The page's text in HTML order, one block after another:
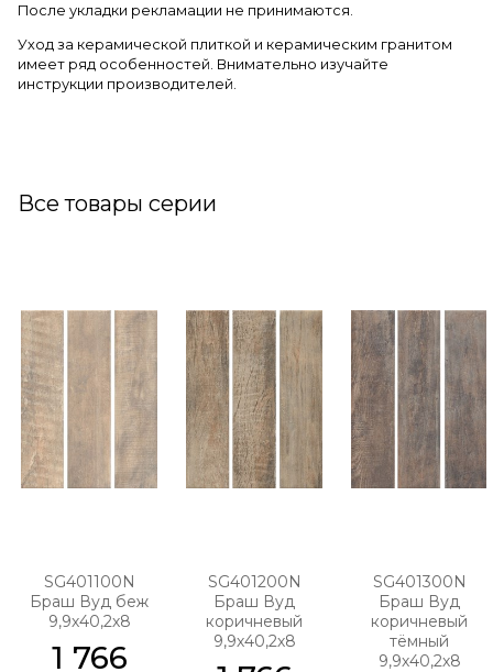
После укладки рекламации не принимаются.
Уход за керамической плиткой и керамическим гранитом
имеет ряд особенностей. Внимательно изучайте
инструкции производителей.
Все товары серии
SG401100N
Браш Вуд беж
9,9х40,2х8
1 766
SG401200N
Браш Вуд
коричневый
9,9х40,2х8
SG401300N
Браш Вуд
коричневый
тёмный
9,9х40,2х8